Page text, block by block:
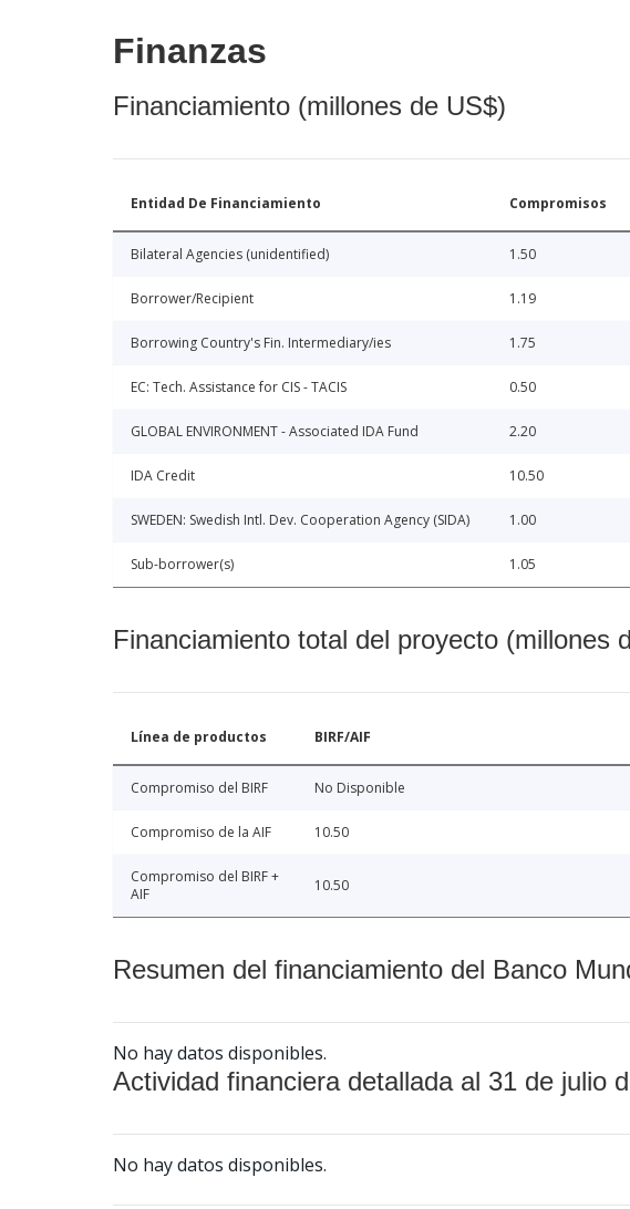
Finanzas
Financiamiento (millones de US$)
Entidad De Financiamiento Compromisos
Bilateral Agencies (unidentified) 1.50
Borrower/Recipient 1.19
Borrowing Country's Fin. Intermediary/ies 1.75
EC: Tech. Assistance for CIS - TACIS 0.50
GLOBAL ENVIRONMENT - Associated IDA Fund 2.20
IDA Credit 10.50
SWEDEN: Swedish Intl. Dev. Cooperation Agency (SIDA) 1.00
Sub-borrower(s) 1.05
Financiamiento total del proyecto (millones
Línea de productos BIRF/AIF
Compromiso del BIRF No Disponible
Compromiso de la AIF 10.50
Compromiso del BIRF +
AIF
10.50
Resumen del financiamiento del Banco
No hay datos disponibles.
Actividad financiera detallada al 31 de julio
No hay datos disponibles.